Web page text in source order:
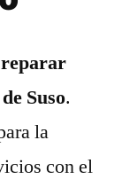
Suso.
la
con el